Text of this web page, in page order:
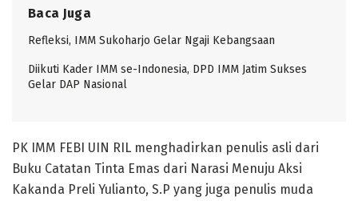
Baca Juga
Refleksi, IMM Sukoharjo Gelar Ngaji Kebangsaan
Diikuti Kader IMM se-Indonesia, DPD IMM Jatim Sukses
Gelar DAP Nasional
PK IMM FEBI UIN RIL menghadirkan penulis asli dari
Buku Catatan Tinta Emas dari Narasi Menuju Aksi
Kakanda Preli Yulianto, S.P yang juga penulis muda